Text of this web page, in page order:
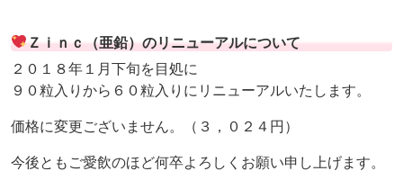
Ｚｉｎｃ（亜鉛）のリニューアルについて
２０１８年１月下旬を目処に
９０粒入りから６０粒入りにリニューアルいたします。
価格に変更ございません。（３，０２４円）
今後ともご愛飲のほど何卒よろしくお願い申し上げます。